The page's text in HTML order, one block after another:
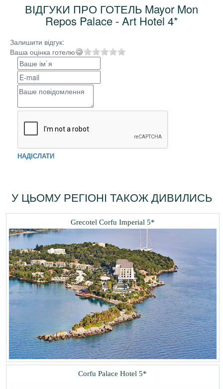
ВІДГУКИ ПРО ГОТЕЛЬ Mayor Mon
Repos Palace - Art Hotel 4*
Залишити відгук:
Ваша оцінка готелю
НАДІСЛАТИ
У ЦЬОМУ РЕГІОНІ ТАКОЖ ДИВИЛИСЬ
Grecotel Corfu Imperial 5*
Corfu Palace Hotel 5*